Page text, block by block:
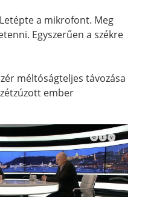
a mikrofont. Meg
Egyszerűen a székre
méltóságteljes távozása
ember